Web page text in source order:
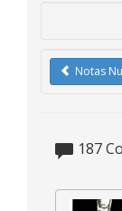
Notas
187